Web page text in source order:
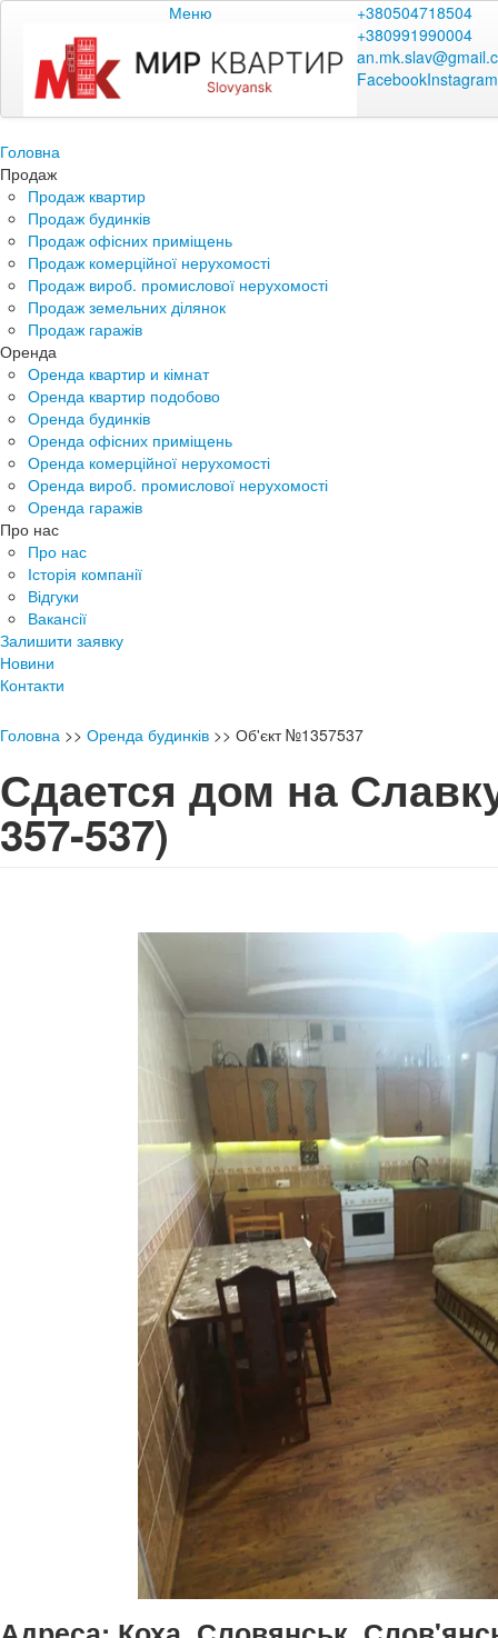
Меню
+380504718504
+380991990004
FacebookInstagram
Головна
Продаж
Продаж квартир
Продаж будинків
Продаж офісних приміщень
Продаж комерційної нерухомості
Продаж вироб. промислової нерухомості
Продаж земельних ділянок
Продаж гаражів
Оренда
Оренда квартир и кімнат
Оренда квартир подобово
Оренда будинків
Оренда офісних приміщень
Оренда комерційної нерухомості
Оренда вироб. промислової нерухомості
Оренда гаражів
Про нас
Про нас
Історія компанії
Відгуки
Вакансії
Залишити заявку
Новини
Контакти
Головна >> Оренда будинків >> Об'єкт №1357537
Сдается дом на
357-537)